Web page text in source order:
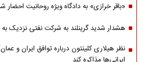
«باقر خرازی» به دادگاه ویژه روحانیت احضار
هشدار شدید گرینلند به شرکت نفتی نزدیک
نظر هیلاری کلینتون درباره توافق ایران و